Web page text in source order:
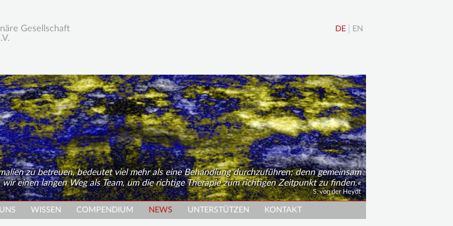
Gesellschaft
DE EN
zu betreuen, bedeutet viel mehr als eine Behandlung durchzuführen; denn gemeinsam
wir einen langen Weg als Team, um die richtige Therapie zum richtigen Zeitpunkt zu finden.
S. von der Heydt
WISSEN COMPENDIUM NEWS UNTERSTÜTZEN KONTAKT